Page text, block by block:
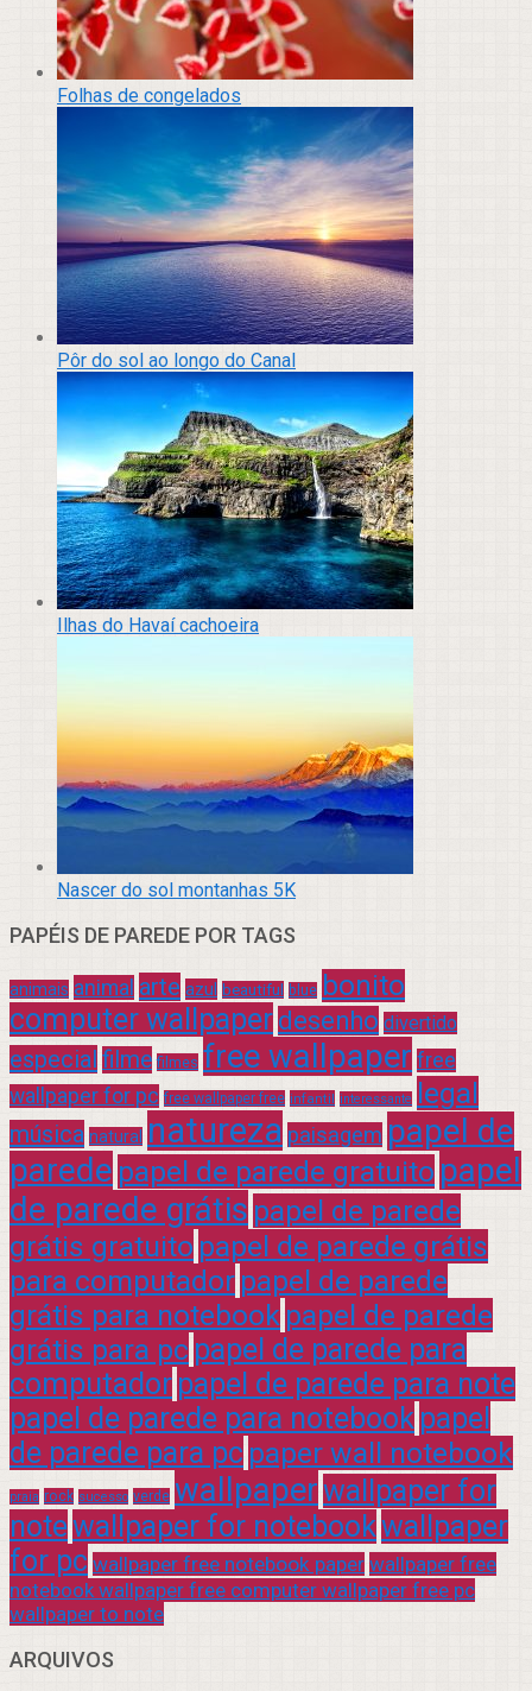
Folhas de congelados
Pôr do sol ao longo do Canal
Ilhas do Havaí cachoeira
Nascer do sol montanhas 5K
PAPÉIS DE PAREDE POR TAGS
animais animal arte azul beautiful blue bonito
computer wallpaper desenho divertido
especial filme filmes free wallpaper free
wallpaper for pc free wallpaper free infantil interessante legal
música natural natureza paisagem papel de
parede papel de parede gratuito papel
de parede grátis papel de parede
grátis gratuito papel de parede grátis
para computador papel de parede
grátis para notebook papel de parede
grátis para pc papel de parede para
computador papel de parede para note
papel de parede para notebook papel
de parede para pc paper wall notebook
praia rock sucesso verde wallpaperwallpaper for
notewallpaper for notebookwallpaper
for pc wallpaper free notebook paper wallpaper free
notebook wallpaper free computer wallpaper free pc
wallpaper to note
ARQUIVOS